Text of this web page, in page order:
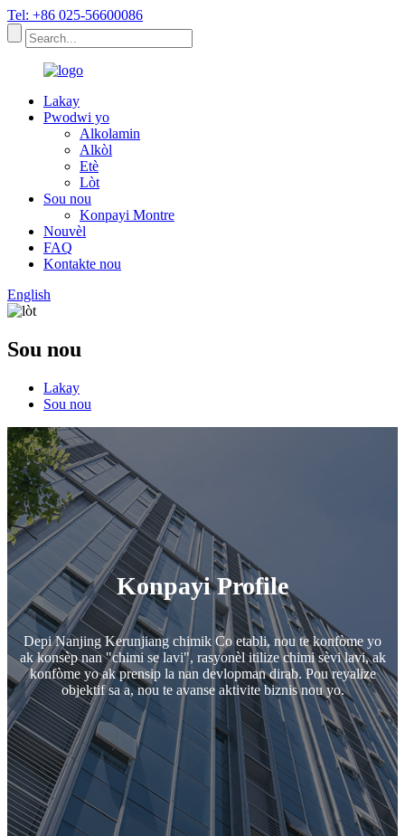
Tel: +86 025-56600086
Lakay
Pwodwi yo
Alkolamin
Alkòl
Etè
Lòt
Sou nou
Konpayi Montre
Nouvèl
FAQ
Kontakte nou
English
Sou nou
Lakay
Sou nou
Konpayi Profile
Depi Nanjing Kerunjiang chimik Co etabli, nou te konfòme yo
ak konsèp nan "chimi se lavi", rasyonèl itilize chimi sèvi lavi, ak
konfòme yo ak prensip la nan devlopman dirab. Pou reyalize
objektif sa a, nou te avanse aktivite biznis nou yo.